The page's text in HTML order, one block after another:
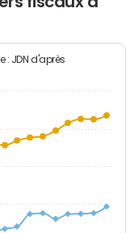
: JDN d'après